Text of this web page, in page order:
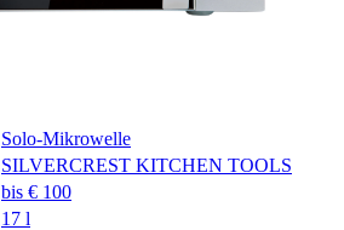
Solo-Mikrowelle
SILVERCREST KITCHEN TOOLS
bis € 100
17 l